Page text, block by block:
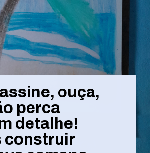
ouça,
perca
detalhe!
construir